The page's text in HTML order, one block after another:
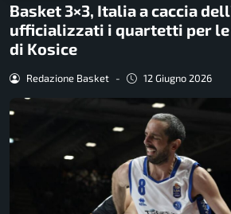
Basket 3×3, Italia a caccia
ufficializzati i quartetti per
di Kosice
Redazione Basket - 12 Giugno 2026